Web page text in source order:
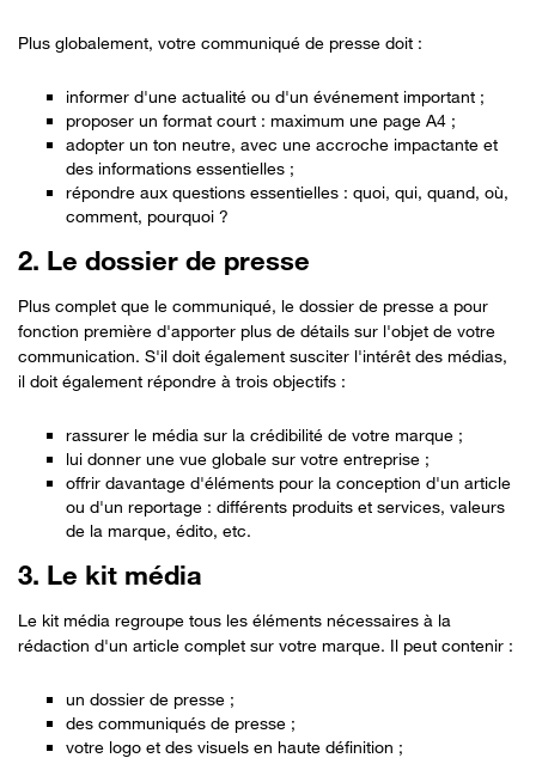
Plus globalement, votre communiqué de presse doit :
informer d'une actualité ou d'un événement important ;
proposer un format court : maximum une page A4 ;
adopter un ton neutre, avec une accroche impactante et
des informations essentielles ;
répondre aux questions essentielles : quoi, qui, quand, où,
comment, pourquoi ?
2. Le dossier de presse
Plus complet que le communiqué, le dossier de presse a pour
fonction première d'apporter plus de détails sur l'objet de votre
communication. S'il doit également susciter l'intérêt des médias,
il doit également répondre à trois objectifs :
rassurer le média sur la crédibilité de votre marque ;
lui donner une vue globale sur votre entreprise ;
offrir davantage d'éléments pour la conception d'un article
ou d'un reportage : différents produits et services, valeurs
de la marque, édito, etc.
3. Le kit média
Le kit média regroupe tous les éléments nécessaires à la
rédaction d'un article complet sur votre marque. Il peut contenir :
un dossier de presse ;
des communiqués de presse ;
votre logo et des visuels en haute définition ;